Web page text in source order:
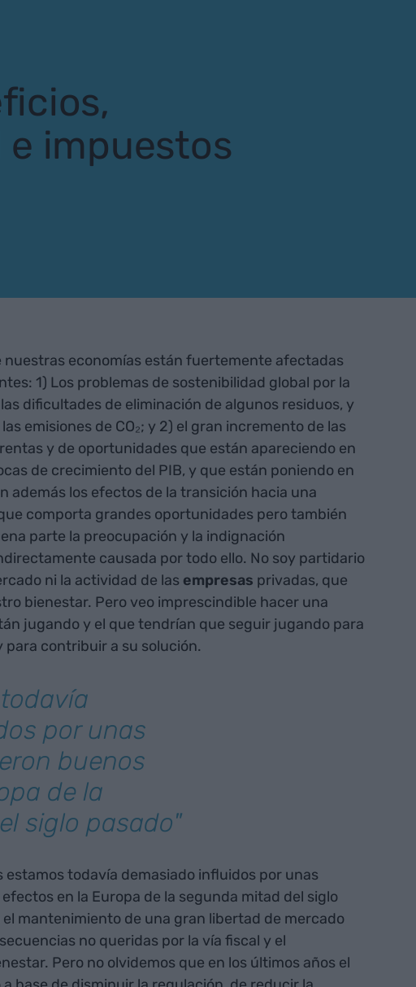
impuestos
economías están fuertemente afectadas
1) Los problemas de sostenibilidad global por la
dificultades de eliminación de algunos residuos, y
emisiones de CO₂; y 2) el gran incremento de las
y de oportunidades que están apareciendo en
de crecimiento del PIB, y que están poniendo en
además los efectos de la transición hacia una
comporta grandes oportunidades pero también
parte la preocupación y la indignación
causada por todo ello. No soy partidario
ni la actividad de las empresas privadas, que
bienestar. Pero veo imprescindible hacer una
jugando y el que tendrían que seguir jugando para
contribuir a su solución.
por unas
buenos
de la
siglo pasado"
estamos todavía demasiado influidos por unas
en la Europa de la segunda mitad del siglo
mantenimiento de una gran libertad de mercado
no queridas por la vía fiscal y el
Pero no olvidemos que en los últimos años el